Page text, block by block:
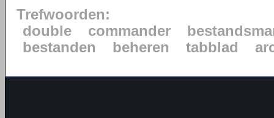
Trefwoorden:
double
commander
bestanden
beheren tabblad